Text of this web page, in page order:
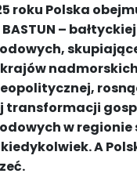
roku Polska
–
krajów
transformacji
w regionie
A